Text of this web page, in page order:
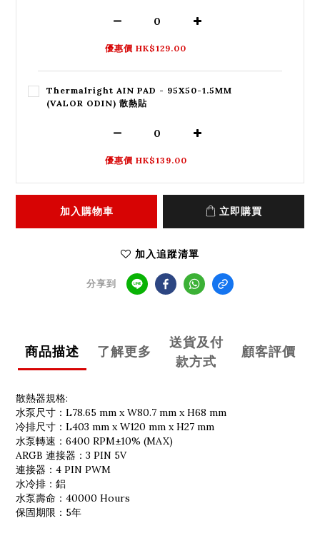
優惠價 HK$129.00
Thermalright AIN PAD - 95X50-1.5MM
(VALOR ODIN) 散熱貼
優惠價 HK$139.00
加入購物車 立即購買
加入追蹤清單
分享到
商品描述 了解更多
送貨及付
款方式
顧客評價
散熱器規格:
水泵尺寸：L78.65 mm x W80.7 mm x H68 mm
冷排尺寸：L403 mm x W120 mm x H27 mm
水泵轉速：6400 RPM±10% (MAX)
ARGB 連接器：3 PIN 5V
連接器：4 PIN PWM
水冷排：鋁
水泵壽命：40000 Hours
保固期限：5年